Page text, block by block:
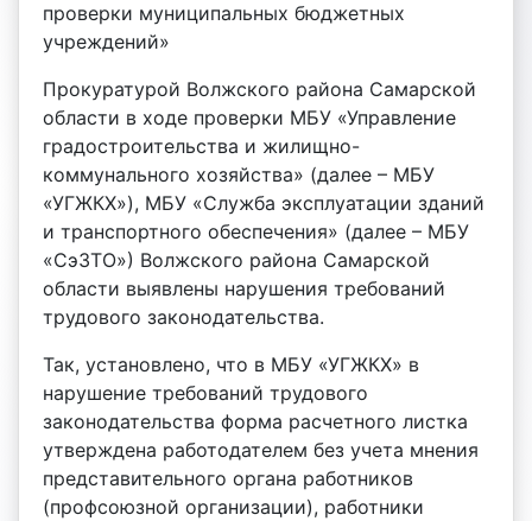
проверки муниципальных бюджетных
учреждений»
Прокуратурой Волжского района Самарской
области в ходе проверки МБУ «Управление
градостроительства и жилищно-
коммунального хозяйства» (далее – МБУ
«УГЖКХ»), МБУ «Служба эксплуатации зданий
и транспортного обеспечения» (далее – МБУ
«СэЗТО») Волжского района Самарской
области выявлены нарушения требований
трудового законодательства.
Так, установлено, что в МБУ «УГЖКХ» в
нарушение требований трудового
законодательства форма расчетного листка
утверждена работодателем без учета мнения
представительного органа работников
(профсоюзной организации), работники